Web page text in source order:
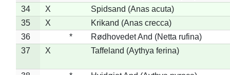
34
X
Spidsand (Anas acuta)
35
X
Krikand (Anas crecca)
36
*
Rødhovedet And (Netta rufina)
37
X Taffeland (Aythya ferina)